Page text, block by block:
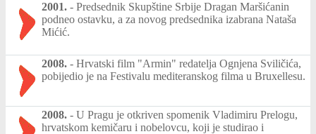
2001. - Predsednik Skupštine Srbije Dragan Maršićanin
podneo ostavku, a za novog predsednika izabrana Nataša
Mićić.
2008. - Hrvatski film "Armin" redatelja Ognjena Sviličića,
pobijedio je na Festivalu mediteranskog filma u Bruxellesu.
2008. - U Pragu je otkriven spomenik Vladimiru Prelogu,
hrvatskom kemičaru i nobelovcu, koji je studirao i